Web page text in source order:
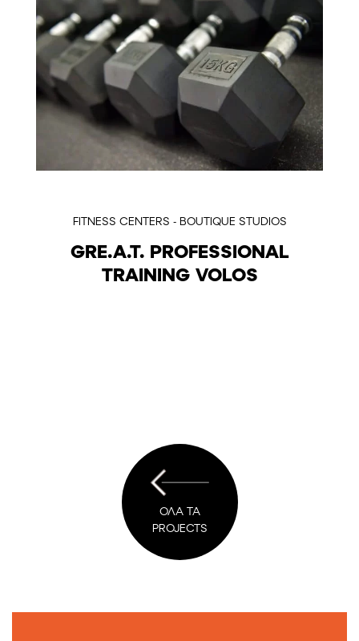
FITNESS CENTERS - BOUTIQUE STUDIOS
GRE.A.T. PROFESSIONAL
TRAINING VOLOS
ΟΛΑ ΤΑ
PROJECTS